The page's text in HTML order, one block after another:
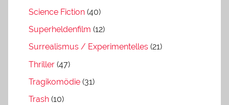
Science Fiction (40)
Superheldenfilm (12)
Surrealismus / Experimentelles (21)
Thriller (47)
Tragikomödie (31)
Trash (10)